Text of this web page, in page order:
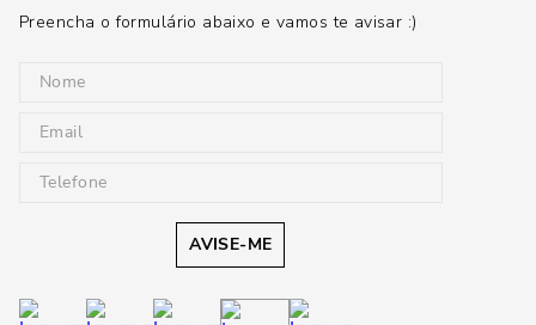
Preencha o formulário abaixo e vamos te avisar :)
AVISE-ME